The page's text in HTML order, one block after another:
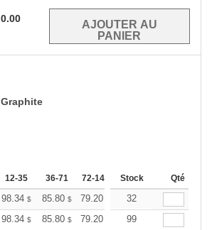
0.00
Graphite
12-35 36-71 72-143 144-287 288 +
Stock Qté
98.34 $ 85.80 $ 79.20 75.24
32
98.34 $ 85.80 $ 79.20 75.24
99